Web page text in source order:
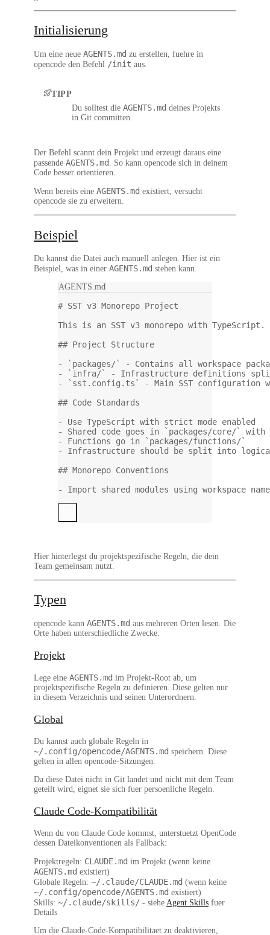
Initialisierung
Um eine neue AGENTS.md zu erstellen, fuehre in
opencode den Befehl /init aus.
TIPP
Du solltest die AGENTS.md deines Projekts
in Git committen.
Der Befehl scannt dein Projekt und erzeugt daraus eine
passende AGENTS.md . So kann opencode sich in deinem
Code besser orientieren.
Wenn bereits eine AGENTS.md existiert, versucht
opencode sie zu erweitern.
Beispiel
Du kannst die Datei auch manuell anlegen. Hier ist ein
Beispiel, was in einer AGENTS.md stehen kann.
AGENTS.md
# SST v3 Monorepo Project
This is an SST v3 monorepo with TypeScript.
## Project Structure
-
`packages/`
- Contains all workspace
-
`infra/`
- Infrastructure definitions
-
`sst.config.ts`
- Main SST configuration
## Code Standards
-
Use TypeScript with strict mode enabled
-
Shared code goes in `packages/core/`
with
-
Functions go in
`packages/functions/`
-
Infrastructure should be split into
## Monorepo Conventions
-
Import shared modules using workspace
Hier hinterlegst du projektspezifische Regeln, die dein
Team gemeinsam nutzt.
Typen
opencode kann AGENTS.md aus mehreren Orten lesen. Die
Orte haben unterschiedliche Zwecke.
Projekt
Lege eine AGENTS.md im Projekt-Root ab, um
projektspezifische Regeln zu definieren. Diese gelten nur
in diesem Verzeichnis und seinen Unterordnern.
Global
Du kannst auch globale Regeln in
~/.config/opencode/AGENTS.md speichern. Diese
gelten in allen opencode-Sitzungen.
Da diese Datei nicht in Git landet und nicht mit dem Team
geteilt wird, eignet sie sich fuer persoenliche Regeln.
Claude Code-Kompatibilität
Wenn du von Claude Code kommst, unterstuetzt OpenCode
dessen Dateikonventionen als Fallback:
Projektregeln: CLAUDE.md im Projekt (wenn keine
AGENTS.md existiert)
Globale Regeln: ~/.claude/CLAUDE.md (wenn keine
~/.config/opencode/AGENTS.md existiert)
Skills: ~/.claude/skills/ - siehe Agent Skills fuer
Details
Um die Claude-Code-Kompatibilitaet zu deaktivieren,